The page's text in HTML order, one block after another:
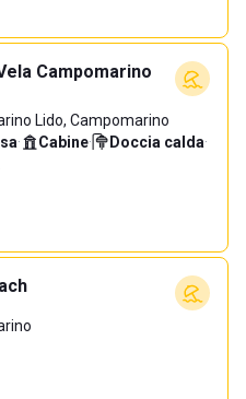
Campomarino
Lido, Campomarino
· Cabine· Doccia calda·